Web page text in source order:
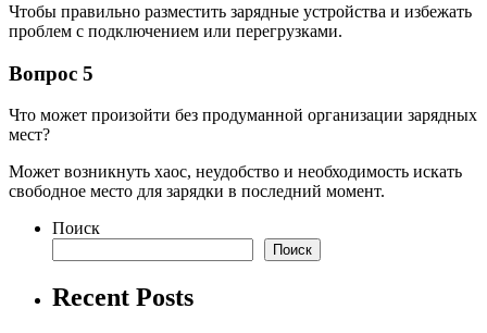
Чтобы правильно разместить зарядные устройства и избежать
проблем с подключением или перегрузками.
Вопрос 5
Что может произойти без продуманной организации зарядных
мест?
Может возникнуть хаос, неудобство и необходимость искать
свободное место для зарядки в последний момент.
Поиск
Поиск
Recent Posts